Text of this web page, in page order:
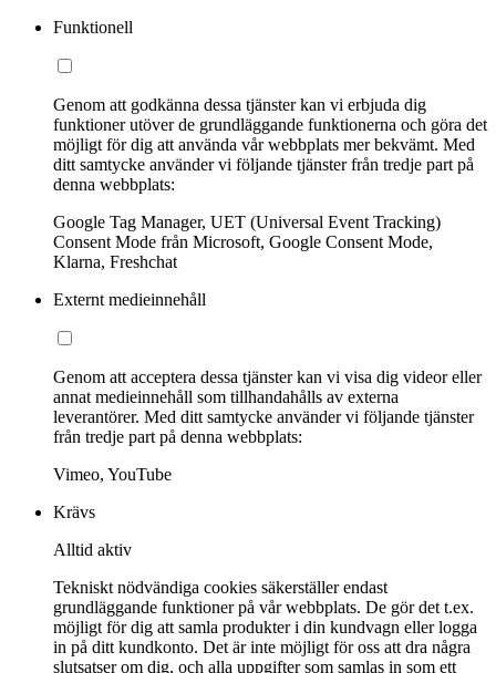
Funktionell
Genom att godkänna dessa tjänster kan vi erbjuda dig
funktioner utöver de grundläggande funktionerna och göra det
möjligt för dig att använda vår webbplats mer bekvämt. Med
ditt samtycke använder vi följande tjänster från tredje part på
denna webbplats:
Google Tag Manager, UET (Universal Event Tracking)
Consent Mode från Microsoft, Google Consent Mode,
Klarna, Freshchat
Externt medieinnehåll
Genom att acceptera dessa tjänster kan vi visa dig videor eller
annat medieinnehåll som tillhandahålls av externa
leverantörer. Med ditt samtycke använder vi följande tjänster
från tredje part på denna webbplats:
Vimeo, YouTube
Krävs
Alltid aktiv
Tekniskt nödvändiga cookies säkerställer endast
grundläggande funktioner på vår webbplats. De gör det t.ex.
möjligt för dig att samla produkter i din kundvagn eller logga
in på ditt kundkonto. Det är inte möjligt för oss att dra några
slutsatser om dig, och alla uppgifter som samlas in som ett